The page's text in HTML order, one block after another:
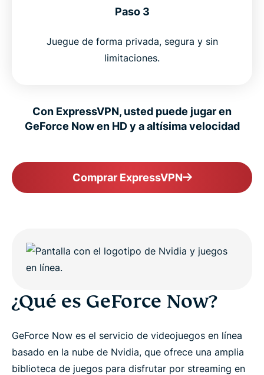
Paso 3
Juegue de forma privada, segura y sin
limitaciones.
Con ExpressVPN, usted puede jugar en
GeForce Now en HD y a altísima velocidad
Comprar ExpressVPN
¿Qué es GeForce Now?
GeForce Now es el servicio de videojuegos en línea
basado en la nube de Nvidia, que ofrece una amplia
biblioteca de juegos para disfrutar por streaming en